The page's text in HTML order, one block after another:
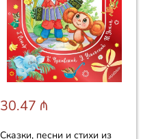
30.47 ₼
Сказки, песни и стихи из